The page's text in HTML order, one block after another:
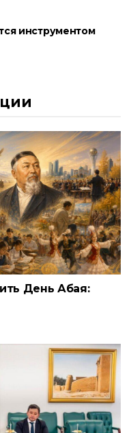
инструментом
День Абая: